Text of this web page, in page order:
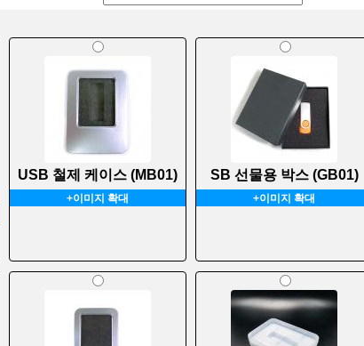
USB 철제 케이스 (MB01)
+이미지 확대
SB 선물용 박스 (GB01)
+이미지 확대